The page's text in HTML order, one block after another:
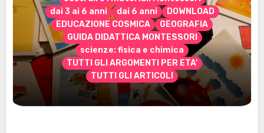
dai 3 ai 6 anni
dai 6 anni
DOWNLOAD
EDUCAZIONE COSMICA
GEOGRAFIA
GUIDA DIDATTICA MONTESSORI
scienze: fisica e chimica
TUTTI GLI ARGOMENTI PER ETA'
TUTTI GLI ARTICOLI
Marzo 2026: nuovi materiali stampabili
per gli abbonati